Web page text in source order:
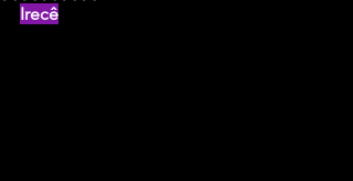
Irecê